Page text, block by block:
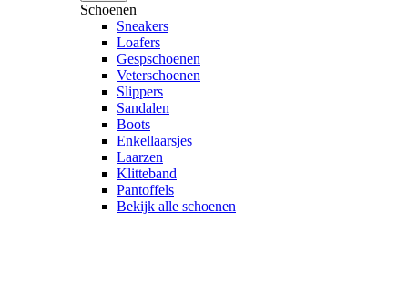
Schoenen
Sneakers
Loafers
Gespschoenen
Veterschoenen
Slippers
Sandalen
Boots
Enkellaarsjes
Laarzen
Klitteband
Pantoffels
Bekijk alle schoenen